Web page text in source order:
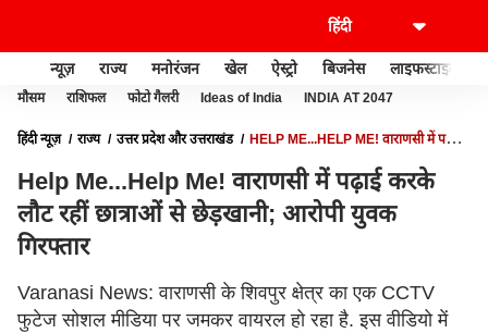
न्यूज़ राज्य मनोरंजन खेल ऐस्ट्रो बिजनेस लाइफस्टाइल
मौसम राशिफल फोटो गैलरी Ideas of India INDIA AT 2047
हिंदी न्यूज़ राज्य उत्तर प्रदेश और उत्तराखंड
HELP ME...HELP ME! वाराणसी में पढ़ाई
Help Me...Help Me! वाराणसी में पढ़ाई करके
लौट रहीं छात्राओं से छेड़खानी; आरोपी युवक
गिरफ्तार
Varanasi News: वाराणसी के शिवपुर क्षेत्र का एक CCTV
फुटेज सोशल मीडिया पर जमकर वायरल हो रहा है. इस वीडियो में